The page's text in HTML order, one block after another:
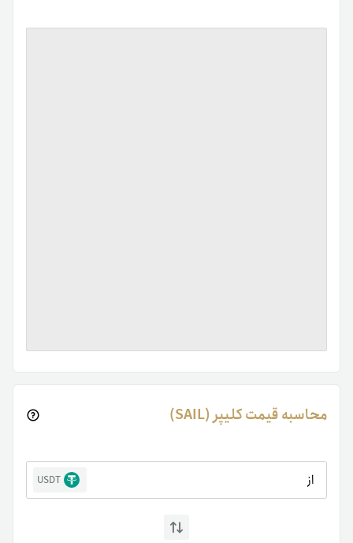
محاسبه قیمت کلیپر (SAIL)
از USDT